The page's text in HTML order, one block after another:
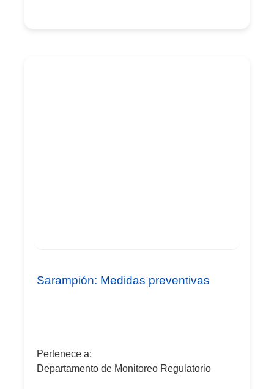
Sarampión: Medidas preventivas
Pertenece a:
Departamento de Monitoreo Regulatorio